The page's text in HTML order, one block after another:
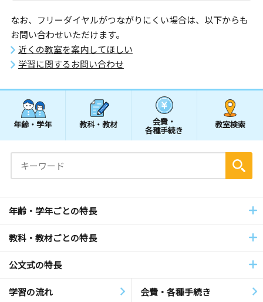
なお、フリーダイヤルがつながりにくい場合は、以下からも
お問い合わせいただけます。
近くの教室を案内してほしい
学習に関するお問い合わせ
年齢・学年 教科・教材 会費・
各種手続き
教室検索
年齢・学年ごとの特長
教科・教材ごとの特長
公文式の特長
学習の流れ 会費・各種手続き